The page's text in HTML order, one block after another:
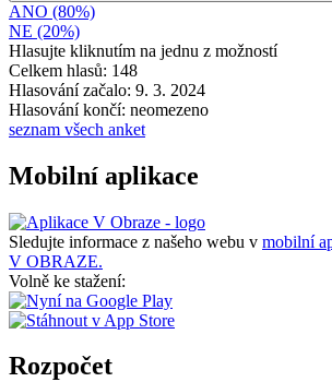
ANO (80%)
NE (20%)
Hlasujte kliknutím na jednu z možností
Celkem hlasů: 148
Hlasování začalo: 9. 3. 2024
Hlasování končí: neomezeno
seznam všech anket
Mobilní aplikace
Sledujte informace z našeho webu v mobilní
V OBRAZE.
Volně ke stažení:
Rozpočet